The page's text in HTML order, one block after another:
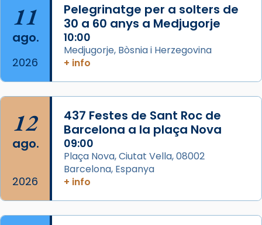
View on Facebook · Share
Arquebisbat de Barcelona
2 weeks ago
Acompanyant la història de sant Cugat, a
partir de l’Edat Mitjana sorgeix la tradició
que les santes Juliana (“relatiu a Júlia”) i
Semproniana (“relatiu a Semprònia =
eterna”) són deixebles seves. I l’any 1667, el
frare Joan Gaspar Roig, afirma en una obra
que les santes són filles de l’antiga Iluro.
Mataró en reivindicarà les relíq
11
ago.
2026
Pelegrinatge per a solters de
30 a 60 anys a Medjugorje
10:00
Medjugorje, Bòsnia i Herzegovina
+ info
12
ago.
2026
437 Festes de Sant Roc de
Barcelona a la plaça Nova
09:00
Plaça Nova, Ciutat Vella, 08002
Barcelona, Espanya
+ info